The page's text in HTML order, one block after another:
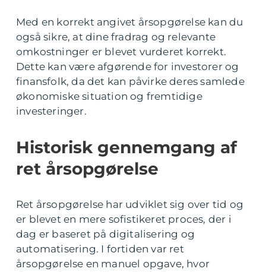
Med en korrekt angivet årsopgørelse kan du
også sikre, at dine fradrag og relevante
omkostninger er blevet vurderet korrekt.
Dette kan være afgørende for investorer og
finansfolk, da det kan påvirke deres samlede
økonomiske situation og fremtidige
investeringer.
Historisk gennemgang af
ret årsopgørelse
Ret årsopgørelse har udviklet sig over tid og
er blevet en mere sofistikeret proces, der i
dag er baseret på digitalisering og
automatisering. I fortiden var ret
årsopgørelse en manuel opgave, hvor